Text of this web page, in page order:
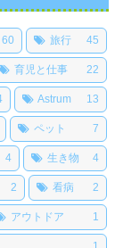
60 旅行 45
育児と仕事 22
Astrum 13
ペット 7
4 生き物 4
2 看病 2
アウトドア 1